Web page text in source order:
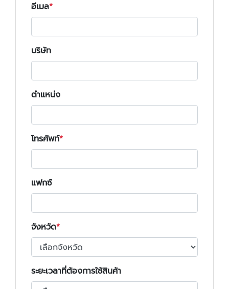
อีเมล
บริษัท
ตำแหน่ง
โทรศัพท์
แฟกซ์
จังหวัด
ระยะเวลาที่ต้องการใช้สินค้า